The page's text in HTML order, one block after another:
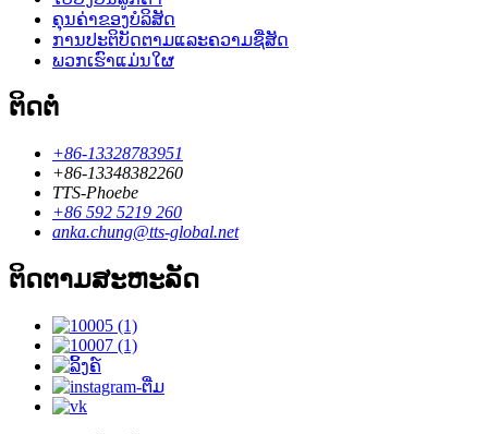
ຄຸນຄ່າຂອງບໍລິສັດ
ການປະຕິບັດຕາມແລະຄວາມຊື່ສັດ
ພວກເຮົາແມ່ນໃຜ
ຕິດຕໍ່
+86-13328783951
+86-13348382260
TTS-Phoebe
+86 592 5219 260
anka.chung@tts-global.net
ຕິດຕາມສະຫະລັດ